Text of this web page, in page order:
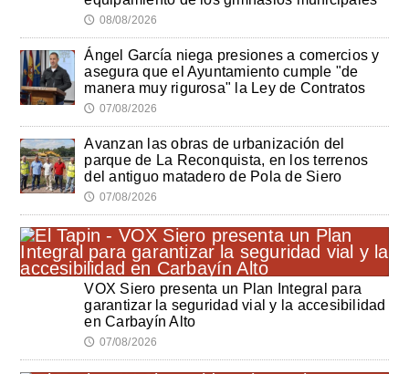
🕔 08/08/2026
Ángel García niega presiones a comercios y
asegura que el Ayuntamiento cumple "de
manera muy rigurosa" la Ley de Contratos
🕔 07/08/2026
Avanzan las obras de urbanización del
parque de La Reconquista, en los terrenos
del antiguo matadero de Pola de Siero
🕔 07/08/2026
VOX Siero presenta un Plan Integral para
garantizar la seguridad vial y la accesibilidad
en Carbayín Alto
🕔 07/08/2026